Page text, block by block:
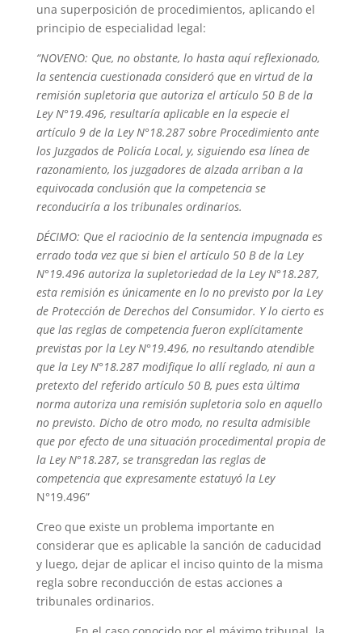
una superposición de procedimientos, aplicando el
principio de especialidad legal:
“NOVENO: Que, no obstante, lo hasta aquí reflexionado,
la sentencia cuestionada consideró que en virtud de la
remisión supletoria que autoriza el artículo 50 B de la
Ley N°19.496, resultaría aplicable en la especie el
artículo 9 de la Ley N°18.287 sobre Procedimiento ante
los Juzgados de Policía Local, y, siguiendo esa línea de
razonamiento, los juzgadores de alzada arriban a la
equivocada conclusión que la competencia se
reconduciría a los tribunales ordinarios.
DÉCIMO: Que el raciocinio de la sentencia impugnada es
errado toda vez que si bien el artículo 50 B de la Ley
N°19.496 autoriza la supletoriedad de la Ley N°18.287,
esta remisión es únicamente en lo no previsto por la Ley
de Protección de Derechos del Consumidor. Y lo cierto es
que las reglas de competencia fueron explícitamente
previstas por la Ley N°19.496, no resultando atendible
que la Ley N°18.287 modifique lo allí reglado, ni aun a
pretexto del referido artículo 50 B, pues esta última
norma autoriza una remisión supletoria solo en aquello
no previsto. Dicho de otro modo, no resulta admisible
que por efecto de una situación procedimental propia de
la Ley N°18.287, se transgredan las reglas de
competencia que expresamente estatuyó la Ley
N°19.496”
Creo que existe un problema importante en
considerar que es aplicable la sanción de caducidad
y luego, dejar de aplicar el inciso quinto de la misma
regla sobre reconducción de estas acciones a
tribunales ordinarios.